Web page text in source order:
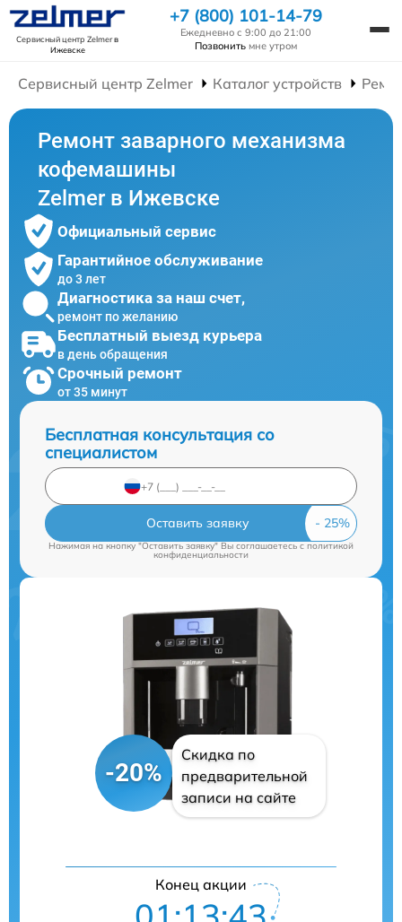
Сервисный центр Zelmerв
Ижевске
+7 (800) 101-14-79
Ежедневно с 9:00 до 21:00
Позвонить мне утром
Сервисный центр Zelmer Каталог устройств
Ремонт заварного механизма
кофемашины
Zelmer в Ижевске
Официальный сервис
Гарантийное обслуживание
до 3 лет
Диагностика за наш счет,
ремонт по желанию
Бесплатный выезд курьера
в день обращения
Срочный ремонт
от 35 минут
Бесплатная консультация со
специалистом
Оставить заявку
Нажимая на кнопку "Оставить заявку" Вы соглашаетесь c политикой
конфиденциальности
-20%
Скидка по
предварительной
записи на сайте
Конец акции